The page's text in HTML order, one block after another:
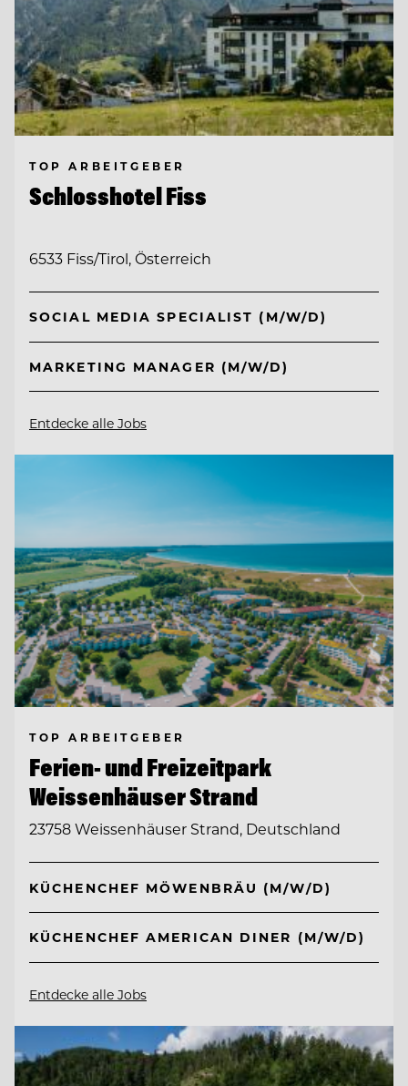
TOP ARBEITGEBER
Schlosshotel Fiss
6533 Fiss/Tirol, Österreich
SOCIAL MEDIA SPECIALIST (M/W/D)
MARKETING MANAGER (M/W/D)
Entdecke alle Jobs
TOP ARBEITGEBER
Ferien- und Freizeitpark
Weissenhäuser Strand
23758 Weissenhäuser Strand, Deutschland
KÜCHENCHEF MÖWENBRÄU (M/W/D)
KÜCHENCHEF AMERICAN DINER (M/W/D)
Entdecke alle Jobs